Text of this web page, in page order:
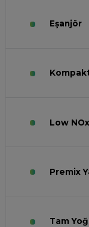
Eşanjör
Low
Premix
Tam